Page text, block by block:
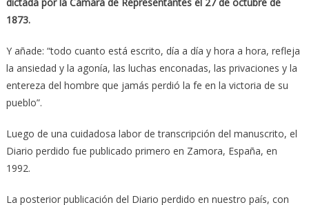
1873.
Y añade: “todo cuanto está escrito, día a día y hora a hora, refleja
la ansiedad y la agonía, las luchas enconadas, las privaciones y la
entereza del hombre que jamás perdió la fe en la victoria de su
pueblo”.
Luego de una cuidadosa labor de transcripción del manuscrito, el
Diario perdido fue publicado primero en Zamora, España, en
1992.
La posterior publicación del Diario perdido en nuestro país, con